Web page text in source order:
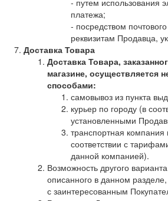
- путем использования
платежа;
- посредством
реквизитам Продавца,
Доставка Товара
Доставка Товара,
магазине, осуществляется
способами:
самовывоз из пункта
курьер по городу (в
установленными
транспортная компания
соответствии с
данной компанией).
Возможность другого
описанного в данном
с заинтересованным